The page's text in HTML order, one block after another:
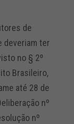
de
deveriam ter
no § 2º
Brasileiro,
até 28 de
nº
nº